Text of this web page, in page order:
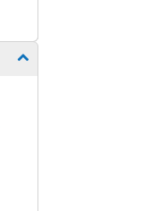
Mostrar/ocultar subpáginas